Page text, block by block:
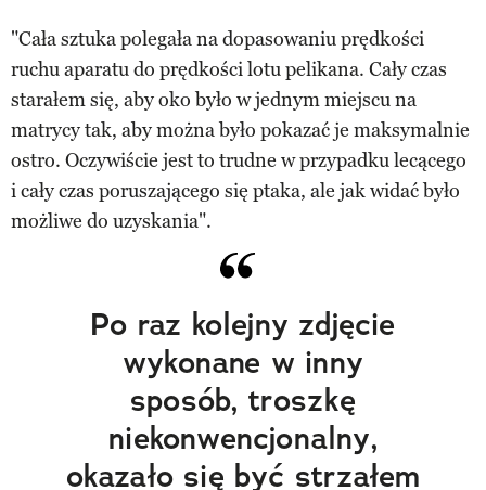
"Cała sztuka polegała na dopasowaniu prędkości
ruchu aparatu do prędkości lotu pelikana. Cały czas
starałem się, aby oko było w jednym miejscu na
matrycy tak, aby można było pokazać je maksymalnie
ostro. Oczywiście jest to trudne w przypadku lecącego
i cały czas poruszającego się ptaka, ale jak widać było
możliwe do uzyskania".
Po raz kolejny zdjęcie
wykonane w inny
sposób, troszkę
niekonwencjonalny,
okazało się być strzałem